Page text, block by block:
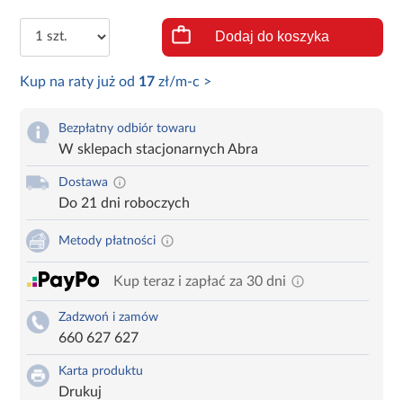
Dodaj do koszyka
Kup na raty już od 17 zł/m-c >
Bezpłatny odbiór towaru
W sklepach stacjonarnych Abra
Dostawa
Do 21 dni roboczych
Metody płatności
Kup teraz i zapłać za 30 dni
Zadzwoń i zamów
660 627 627
Karta produktu
Drukuj